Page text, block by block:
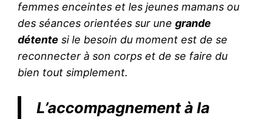
femmes enceintes et les jeunes mamans ou
des séances orientées sur unegrande
détente si le besoin du moment est de se
reconnecter à son corps et de se faire du
bien tout simplement.
L’accompagnement à la